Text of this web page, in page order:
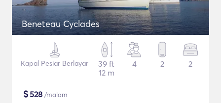
Beneteau Cyclades
Kapal Pesiar Berlayar
39 ft
12 m
4 2 2
$528 /malam